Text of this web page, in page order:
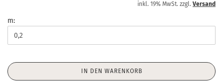
inkl. 19% MwSt. zzgl. Versand
m:
IN DEN WARENKORB